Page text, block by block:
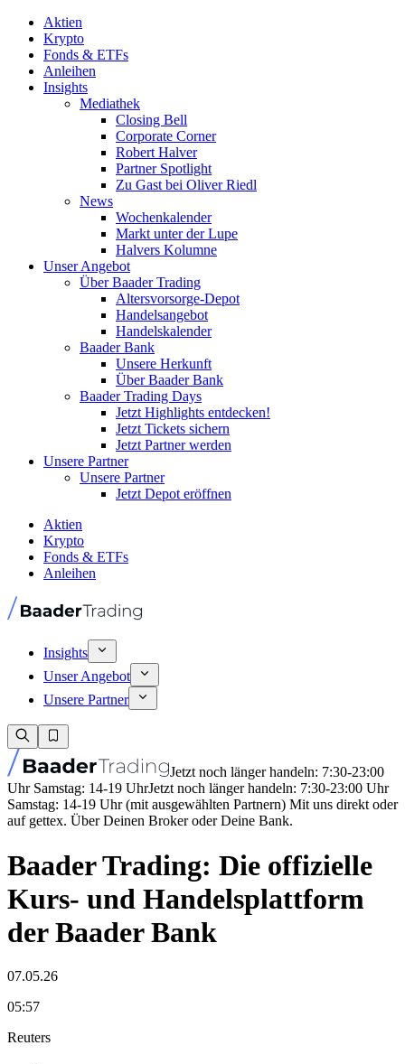
Aktien
Krypto
Fonds & ETFs
Anleihen
Insights
Mediathek
Closing Bell
Corporate Corner
Robert Halver
Partner Spotlight
Zu Gast bei Oliver Riedl
News
Wochenkalender
Markt unter der Lupe
Halvers Kolumne
Unser Angebot
Über Baader Trading
Altersvorsorge-Depot
Handelsangebot
Handelskalender
Baader Bank
Unsere Herkunft
Über Baader Bank
Baader Trading Days
Jetzt Highlights entdecken!
Jetzt Tickets sichern
Jetzt Partner werden
Unsere Partner
Unsere Partner
Jetzt Depot eröffnen
Aktien
Krypto
Fonds & ETFs
Anleihen
Insights
Unser Angebot
Unsere Partner
Jetzt noch länger handeln: 7:30-23:00
Uhr Samstag: 14-19 UhrJetzt noch länger handeln: 7:30-23:00 Uhr
Samstag: 14-19 Uhr (mit ausgewählten Partnern) Mit uns direkt oder
auf gettex. Über Deinen Broker oder Deine Bank.
Baader Trading: Die offizielle
Kurs- und Handelsplattform
der Baader Bank
07.05.26
05:57
Reuters